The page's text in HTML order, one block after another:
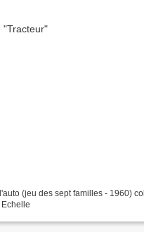
(jeu des sept familles - 1960)